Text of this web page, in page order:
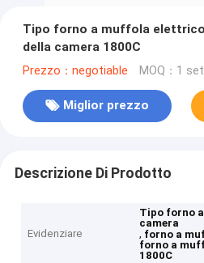
Tipo forno a muffola
della camera 1800C
Prezzo：negotiable MOQ：1 set
Miglior prezzo
Descrizione Di Prodotto
Evidenziare
Tipo forno
camera
, forno a
forno a
1800C